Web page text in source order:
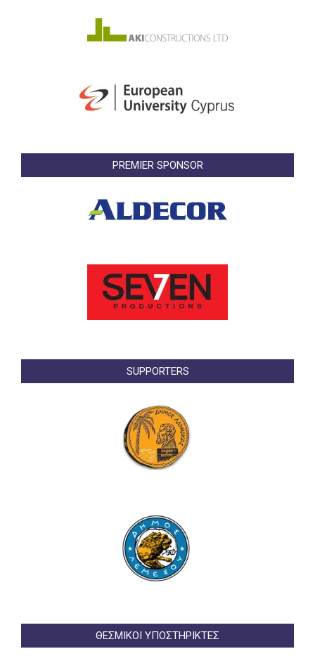
PREMIER SPONSOR
SUPPORTERS
ΘΕΣΜΙΚΟΙ ΥΠΟΣΤΗΡΙΚΤΕΣ